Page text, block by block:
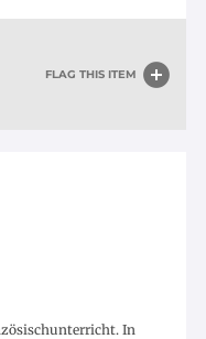
FLAG THIS ITEM
In